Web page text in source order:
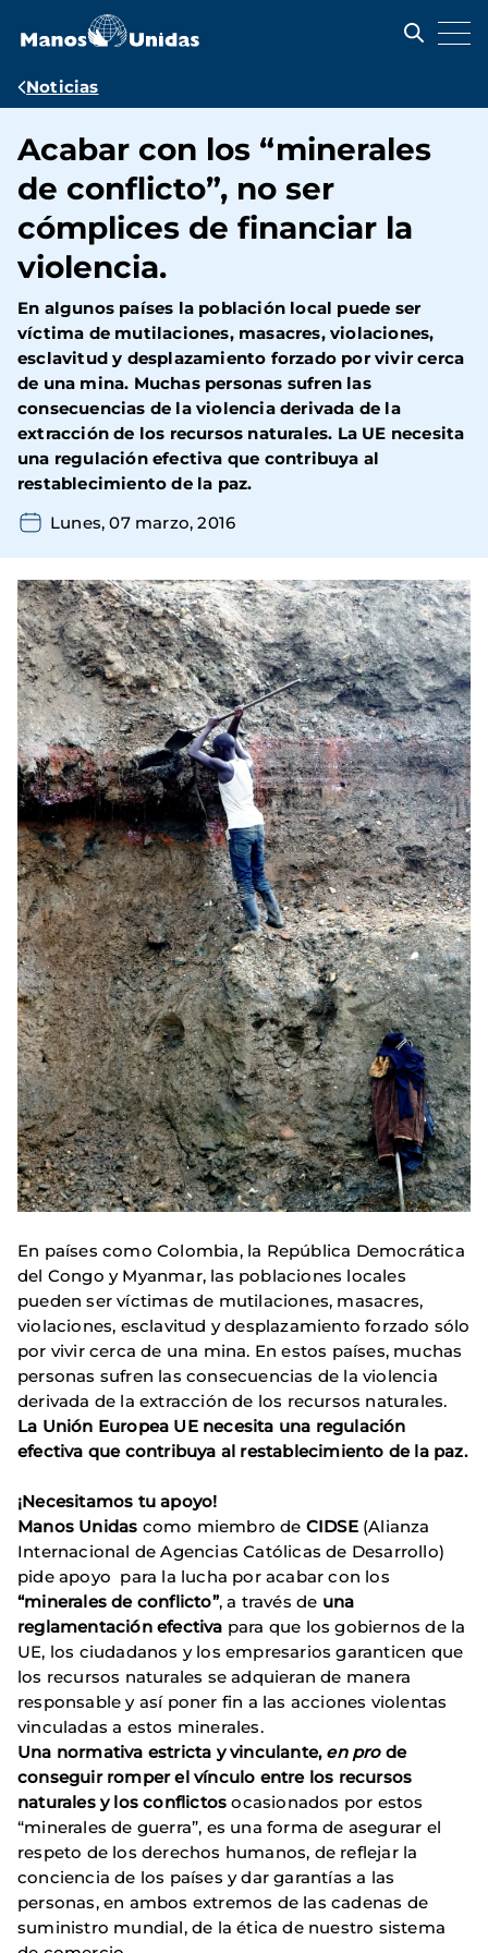
contenido
Ruta
navegación
Noticias
Acabar con los “minerales
de conflicto”, no ser
cómplices de financiar la
violencia.
En algunos países la población local puede ser
víctima de mutilaciones, masacres, violaciones,
esclavitud y desplazamiento forzado por vivir cerca
de una mina. Muchas personas sufren las
consecuencias de la violencia derivada de la
extracción de los recursos naturales. La UE necesita
una regulación efectiva que contribuya al
restablecimiento de la paz.
Lunes, 07 marzo, 2016
En países como Colombia, la República Democrática
del Congo y Myanmar, las poblaciones locales
pueden ser víctimas de mutilaciones, masacres,
violaciones, esclavitud y desplazamiento forzado sólo
por vivir cerca de una mina. En estos países, muchas
personas sufren las consecuencias de la violencia
derivada de la extracción de los recursos naturales.
La Unión Europea UE necesita una regulación
efectiva que contribuya al restablecimiento de la paz.
¡Necesitamos tu apoyo!
Manos Unidas como miembro de CIDSE(Alianza
Internacional de Agencias Católicas de Desarrollo)
pide apoyo para la lucha por acabar con los
“minerales de conflicto”, a través de una
reglamentación efectiva para que los gobiernos de la
UE, los ciudadanos y los empresarios garanticen que
los recursos naturales se adquieran de manera
responsable y así poner fin a las acciones violentas
vinculadas a estos minerales.
Una normativa estricta y vinculante, en prode
conseguir romper el vínculo entre los recursos
naturales y los conflictosocasionados por estos
“minerales de guerra”, es una forma de asegurar el
respeto de los derechos humanos, de reflejar la
conciencia de los países y dar garantías a las
personas, en ambos extremos de las cadenas de
suministro mundial, de la ética de nuestro sistema